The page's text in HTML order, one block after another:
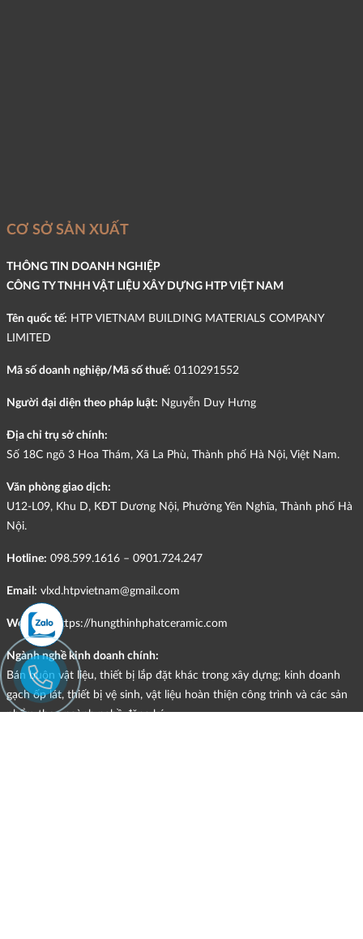
CƠ SỞ SẢN XUẤT
THÔNG TIN DOANH NGHIỆP
CÔNG TY TNHH VẬT LIỆU XÂY DỰNG HTP VIỆT NAM
Tên quốc tế: HTP VIETNAM BUILDING MATERIALS COMPANY
LIMITED
Mã số doanh nghiệp/Mã số thuế: 0110291552
Người đại diện theo pháp luật: Nguyễn Duy Hưng
Địa chỉ trụ sở chính:
Số 18C ngõ 3 Hoa Thám, Xã La Phù, Thành phố Hà Nội, Việt Nam.
Văn phòng giao dịch:
U12-L09, Khu D, KĐT Dương Nội, Phường Yên Nghĩa, Thành phố Hà
Nội.
Hotline: 098.599.1616 – 0901.724.247
Email: vlxd.htpvietnam@gmail.com
Website: https://hungthinhphatceramic.com
Ngành nghề kinh doanh chính:
Bán buôn vật liệu, thiết bị lắp đặt khác trong xây dựng; kinh doanh
gạch ốp lát, thiết bị vệ sinh, vật liệu hoàn thiện công trình và các sản
phẩm theo ngành nghề đăng ký.